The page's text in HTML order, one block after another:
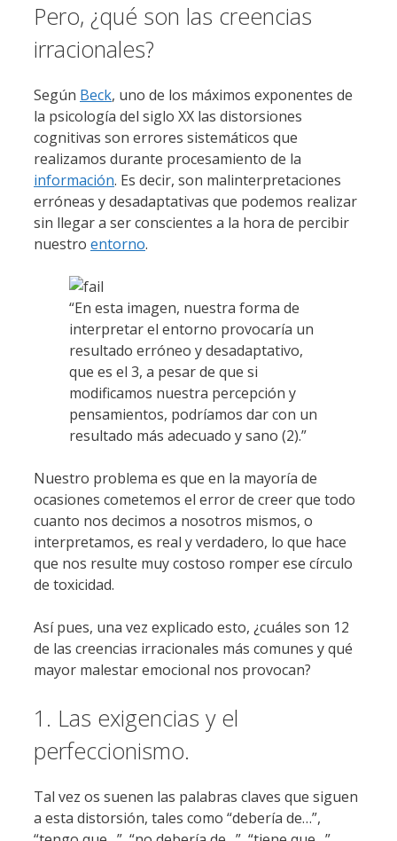
Pero, ¿qué son las creencias
irracionales?
Según Beck, uno de los máximos exponentes de
la psicología del siglo XX las distorsiones
cognitivas son errores sistemáticos que
realizamos durante procesamiento de la
información. Es decir, son malinterpretaciones
erróneas y desadaptativas que podemos realizar
sin llegar a ser conscientes a la hora de percibir
nuestro entorno.
“En esta imagen, nuestra forma de
interpretar el entorno provocaría un
resultado erróneo y desadaptativo,
que es el 3, a pesar de que si
modificamos nuestra percepción y
pensamientos, podríamos dar con un
resultado más adecuado y sano (2).”
Nuestro problema es que en la mayoría de
ocasiones cometemos el error de creer que todo
cuanto nos decimos a nosotros mismos, o
interpretamos, es real y verdadero, lo que hace
que nos resulte muy costoso romper ese círculo
de toxicidad.
Así pues, una vez explicado esto, ¿cuáles son 12
de las creencias irracionales más comunes y qué
mayor malestar emocional nos provocan?
1. Las exigencias y el
perfeccionismo.
Tal vez os suenen las palabras claves que siguen
a esta distorsión, tales como “debería de…”,